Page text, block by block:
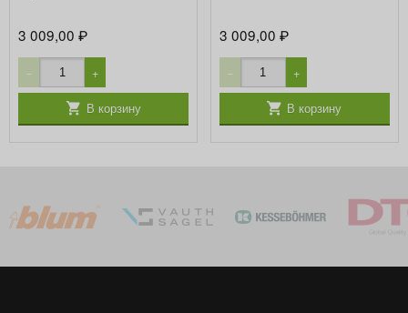
3 009,00₽
− +
В корзину
3 009,00 ₽
− +
В корзину